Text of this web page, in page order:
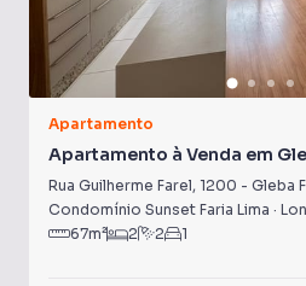
Apartamento
Apartamento à Venda em
Rua Guilherme Farel, 1200 - Gleba
Condomínio Sunset Faria Lima ·
67m² 2 2 1